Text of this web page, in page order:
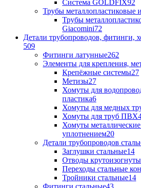
Система GOLDFIX92
Трубы металлопластиковые
Трубы
Giacomini72
Детали трубопроводов, фитинги,
509
Фитинги латунные262
Элементы для крепления,
Крепёжные системы27
Метизы27
Хомуты для
пластика6
Хомуты для медных
Хомуты для труб ПВХ
Хомуты
уплотнением20
Детали трубопроводов
Заглушки стальные14
Отводы
Переходы стальные
Тройники стальные14